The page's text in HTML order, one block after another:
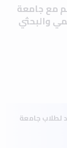
مع جامعة
والبحثي
لطلاب جامعة